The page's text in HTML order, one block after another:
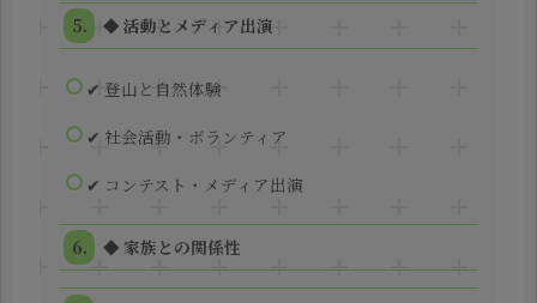
◆ 活動とメディア出演
✔ 登山と自然体験
✔ 社会活動・ボランティア
✔ コンテスト・メディア出演
◆ 家族との関係性